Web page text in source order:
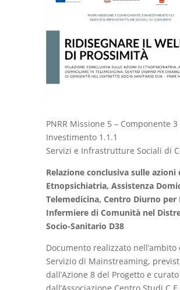
PNRR Missione 5 – Componente 3
Investimento 1.1.1
Servizi e Infrastrutture Sociali di
Relazione conclusiva sulle azioni
Etnopsichiatria, Assistenza
Telemedicina, Centro Diurno per
Infermiere di Comunità nel
Socio-Sanitario D38
Documento realizzato nell’ambito
Servizio di Mainstreaming,
dall’Azione 8 del Progetto e curato